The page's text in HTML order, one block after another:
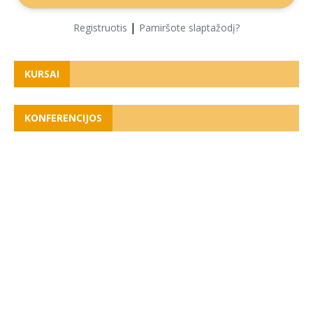
Registruotis | Pamiršote slaptažodį?
KURSAI
KONFERENCIJOS